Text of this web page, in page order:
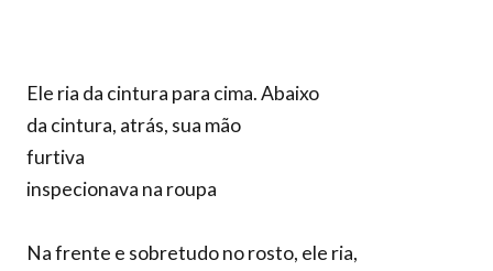
Ele ria da cintura para cima. Abaixo
da cintura, atrás, sua mão
furtiva
inspecionava na roupa
Na frente e sobretudo no rosto, ele ria,